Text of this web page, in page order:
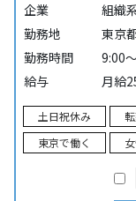
企業
組織
勤務地
東京
勤務時間
9:00
給与
月給
土日祝休み
東京で働く